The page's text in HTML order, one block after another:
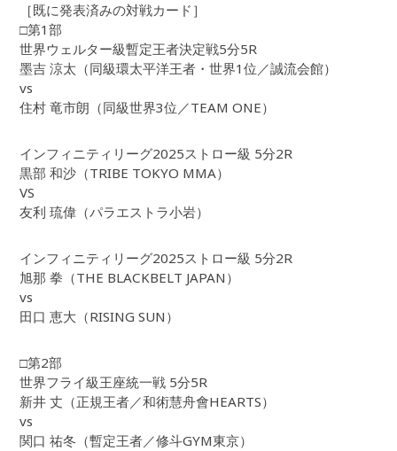
［既に発表済みの対戦カード］
□第1部
世界ウェルター級暫定王者決定戦5分5R
墨吉 涼太（同級環太平洋王者・世界1位／誠流会館）
vs
住村 竜市朗（同級世界3位／TEAM ONE）
インフィニティリーグ2025ストロー級 5分2R
黒部 和沙（TRIBE TOKYO MMA）
VS
友利 琉偉（パラエストラ小岩）
インフィニティリーグ2025ストロー級 5分2R
旭那 拳（THE BLACKBELT JAPAN）
vs
田口 恵大（RISING SUN）
□第2部
世界フライ級王座統一戦 5分5R
新井 丈（正規王者／和術慧舟會HEARTS）
vs
関口 祐冬（暫定王者／修斗GYM東京）